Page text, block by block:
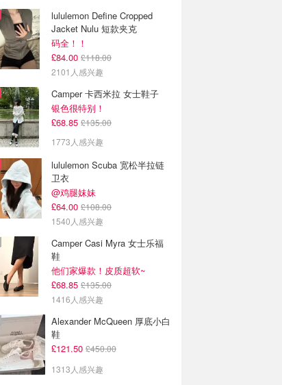
lululemon Define Cropped
Jacket Nulu 短款夹克
码全！！
£84.00 £118.00
2101人感兴趣
Camper 卡西米拉 女士鞋子
银色很特别！
£68.85 £135.00
1773人感兴趣
lululemon Scuba 宽松半拉链
卫衣
@鸡腿妹妹
£64.00 £108.00
1540人感兴趣
Camper Casi Myra 女士乐福
鞋
他们家爆款！皮质超软~
£68.85 £135.00
1416人感兴趣
Alexander McQueen 厚底小白
鞋
£121.50 £450.00
1313人感兴趣